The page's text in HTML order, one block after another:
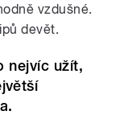
vzdušné.
devět.
nejvíc užít,